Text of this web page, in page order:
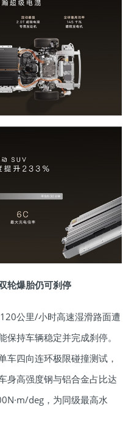
轮爆胎仍可刹停
公里/小时高速湿滑路面遭
持车辆稳定并完成刹停。
车四向连环极限碰撞测试，
身高强度钢与铝合金占比达
deg，为同级最高水